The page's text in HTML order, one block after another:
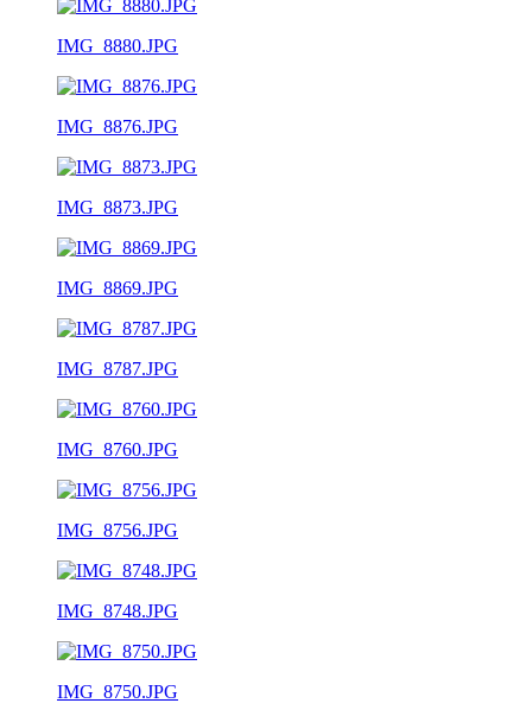
IMG_8880.JPG
IMG_8876.JPG
IMG_8873.JPG
IMG_8869.JPG
IMG_8787.JPG
IMG_8760.JPG
IMG_8756.JPG
IMG_8748.JPG
IMG_8750.JPG